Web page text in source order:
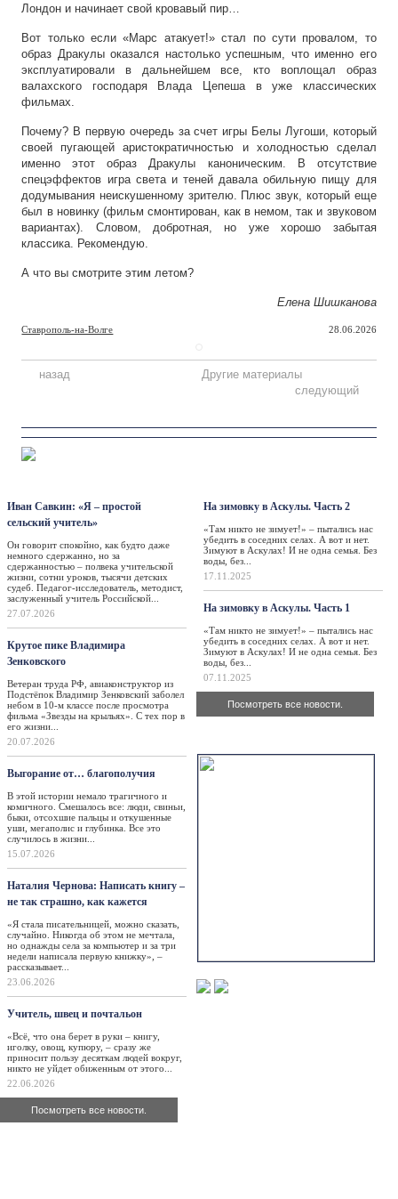
Лондон и начинает свой кровавый пир…
Вот только если «Марс атакует!» стал по сути провалом, то
образ Дракулы оказался настолько успешным, что именно его
эксплуатировали в дальнейшем все, кто воплощал образ
валахского господаря Влада Цепеша в уже классических
фильмах.
Почему? В первую очередь за счет игры Белы Лугоши, который
своей пугающей аристократичностью и холодностью сделал
именно этот образ Дракулы каноническим. В отсутствие
спецэффектов игра света и теней давала обильную пищу для
додумывания неискушенному зрителю. Плюс звук, который еще
был в новинку (фильм смонтирован, как в немом, так и звуковом
вариантах). Словом, добротная, но уже хорошо забытая
классика. Рекомендую.
А что вы смотрите этим летом?
Елена Шишканова
Ставрополь-на-Волге 28.06.2026
назад
Другие материалы
следующий
Иван Савкин: «Я – простой
сельский учитель»
Он говорит спокойно, как будто даже
немного сдержанно, но за
сдержанностью – полвека учительской
жизни, сотни уроков, тысячи детских
судеб. Педагог-исследователь, методист,
заслуженный учитель Российской...
27.07.2026
Крутое пике Владимира
Зенковского
Ветеран труда РФ, авиаконструктор из
Подстёпок Владимир Зенковский заболел
небом в 10-м классе после просмотра
фильма «Звезды на крыльях». С тех пор в
его жизни...
20.07.2026
Выгорание от… благополучия
В этой истории немало трагичного и
комичного. Смешалось все: люди, свиньи,
быки, отсохшие пальцы и откушенные
уши, мегаполис и глубинка. Все это
случилось в жизни...
15.07.2026
Наталия Чернова: Написать книгу –
не так страшно, как кажется
«Я стала писательницей, можно сказать,
случайно. Никогда об этом не мечтала,
но однажды села за компьютер и за три
недели написала первую книжку», –
рассказывает...
23.06.2026
Учитель, швец и почтальон
«Всё, что она берет в руки – книгу,
иголку, овощ, купюру, – сразу же
приносит пользу десяткам людей вокруг,
никто не уйдет обиженным от этого...
22.06.2026
Посмотреть все новости.
На зимовку в Аскулы. Часть 2
«Там никто не зимует!» – пытались нас
убедить в соседних селах. А вот и нет.
Зимуют в Аскулах! И не одна семья. Без
воды, без...
17.11.2025
На зимовку в Аскулы. Часть 1
«Там никто не зимует!» – пытались нас
убедить в соседних селах. А вот и нет.
Зимуют в Аскулах! И не одна семья. Без
воды, без...
07.11.2025
Посмотреть все новости.